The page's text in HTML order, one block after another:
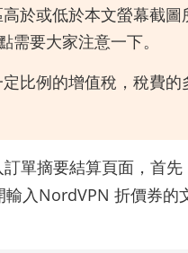
於或低於本文螢幕截
要大家注意一下。
比例的增值稅，稅費
單摘要結算頁面，首
輸入NordVPN 折價券